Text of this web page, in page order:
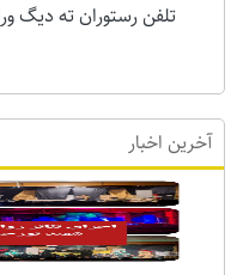
تلفن رستوران ته دیگ
آخرین اخبار